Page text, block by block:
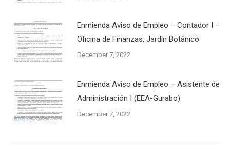
Enmienda Aviso de Empleo – Contador I –
Oficina de Finanzas, Jardín Botánico
December 7, 2022
Enmienda Aviso de Empleo – Asistente de
Administración I (EEA-Gurabo)
December 7, 2022